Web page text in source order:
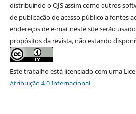
distribuindo o OJS assim como outros
de publicação de acesso público a fontes
endereços de e-mail neste site serão
propósitos da revista, não estando
Este trabalho está licenciado com uma
Atribuição 4.0 Internacional.